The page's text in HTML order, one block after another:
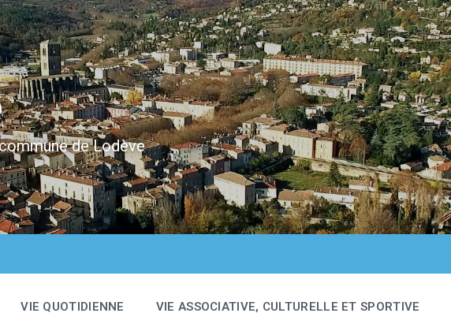
de Lodève
VIE QUOTIDIENNE VIE ASSOCIATIVE, CULTURELLE ET SPORTIVE